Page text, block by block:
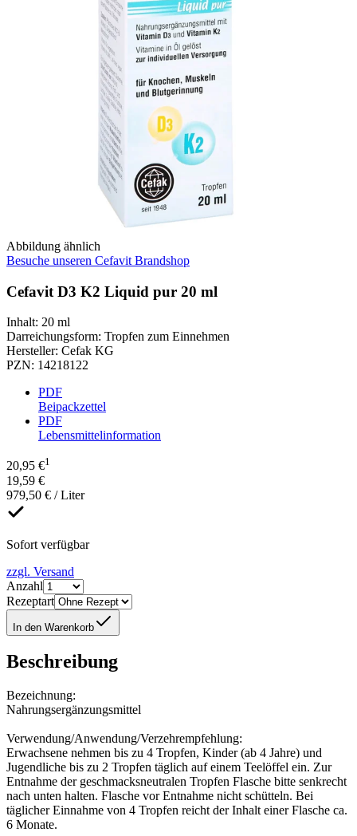
Abbildung ähnlich
Besuche unseren Cefavit Brandshop
Cefavit D3 K2 Liquid pur 20 ml
Inhalt: 20 ml
Darreichungsform: Tropfen zum Einnehmen
Hersteller: Cefak KG
PZN: 14218122
PDF
Beipackzettel
PDF
Lebensmittelinformation
20,95 €1
19,59 €
979,50 € / Liter
Sofort verfügbar
zzgl. Versand
Anzahl
Rezeptart
In den Warenkorb
Beschreibung
Bezeichnung:
Nahrungsergänzungsmittel
Verwendung/Anwendung/Verzehrempfehlung:
Erwachsene nehmen bis zu 4 Tropfen, Kinder (ab 4 Jahre) und
Jugendliche bis zu 2 Tropfen täglich auf einem Teelöffel ein. Zur
Entnahme der geschmacksneutralen Tropfen Flasche bitte senkrecht
nach unten halten. Flasche vor Entnahme nicht schütteln. Bei
täglicher Einnahme von 4 Tropfen reicht der Inhalt einer Flasche ca.
6 Monate.